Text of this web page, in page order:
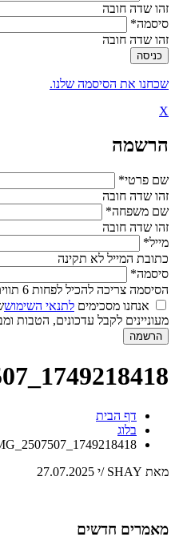
זהו שדה חובה
סיסמה*
זהו שדה חובה
שכחנו את הסיסמה שלנו.
X
הרשמה
שם פרטי*
זהו שדה חובה
שם משפחה*
זהו שדה חובה
מייל*
כתובת המייל לא תקינה
סיסמה*
הסיסמה צריכה להכיל לפחות 6 תווים
אנחנו מסכימים לתנאי השימוש
מעוניינים לקבל עדכונים, הטבות
1749218418_IMG_2507507
דף הבית
בלוג
1749218418_IMG_2507507
מאת SHAY
/י
מאמרים חדשים